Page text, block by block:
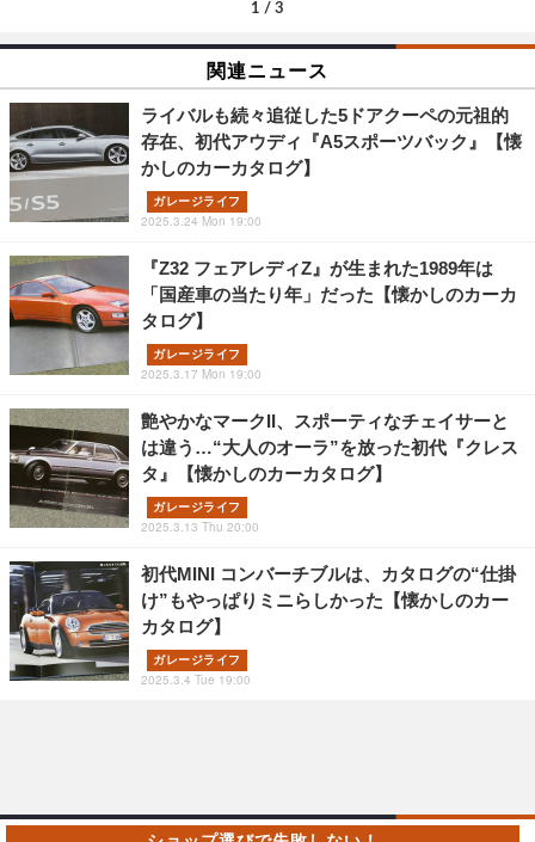
1 / 3
関連ニュース
ライバルも続々追従した5ドアクーペの元祖的
存在、初代アウディ『A5スポーツバック』【懐
かしのカーカタログ】
ガレージライフ
2025.3.24 Mon 19:00
『Z32 フェアレディZ』が生まれた1989年は
「国産車の当たり年」だった【懐かしのカーカ
タログ】
ガレージライフ
2025.3.17 Mon 19:00
艶やかなマークII、スポーティなチェイサーと
は違う…“大人のオーラ”を放った初代『クレス
タ』【懐かしのカーカタログ】
ガレージライフ
2025.3.13 Thu 20:00
初代MINI コンバーチブルは、カタログの“仕掛
け”もやっぱりミニらしかった【懐かしのカー
カタログ】
ガレージライフ
2025.3.4 Tue 19:00